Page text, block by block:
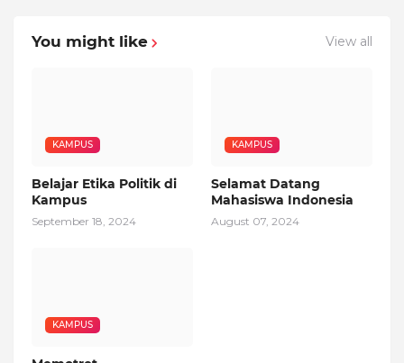
You might like View all
KAMPUS
Belajar Etika Politik di
Kampus
September 18, 2024
KAMPUS
Selamat Datang
Mahasiswa Indonesia
August 07, 2024
KAMPUS